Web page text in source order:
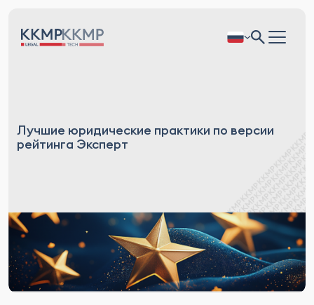
Лучшие юридические практики по версии
рейтинга Эксперт